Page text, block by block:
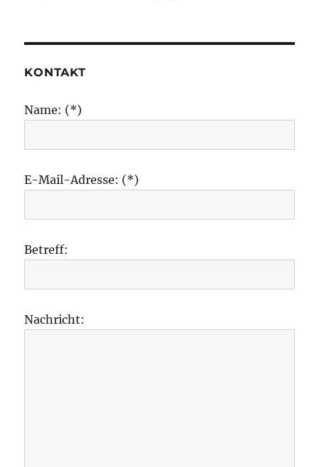
KONTAKT
Name: (*)
E-Mail-Adresse: (*)
Betreff:
Nachricht: